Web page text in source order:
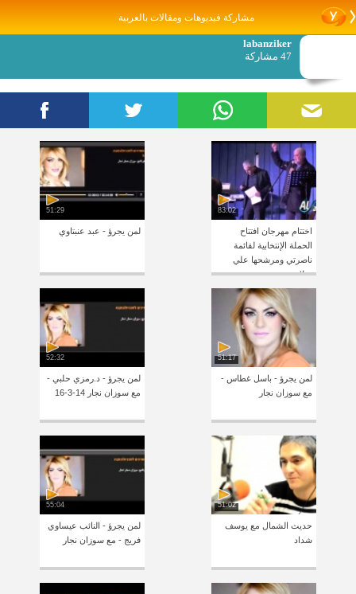
مشاركة فيديوهات ومقالات بالعربية
labanziker
47 مشاركة
83:02
اختتام مهرجان افتتاح
الحملة الإنتخابية لقائمة
ناصرتي ومرشحها علي
سلام بحضور مهيب
51:29
لمن يجرؤ - عبد عنبتاوي
51:17
لمن يجرؤ - باسل غطاس -
مع سوزان نجار
52:32
لمن يجرؤ - د.رمزي حلبي -
مع سوزان نجار 14-3-16
51:02
حديث الشمال مع يوسف
شداد
55:04
لمن يجرؤ - النائب عيساوي
فريج - مع سوزان نجار